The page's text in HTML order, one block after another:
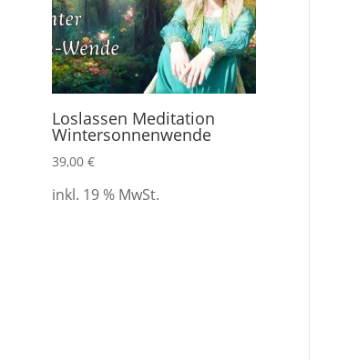
Loslassen Meditation
Wintersonnenwende
39,00 €
inkl. 19 % MwSt.